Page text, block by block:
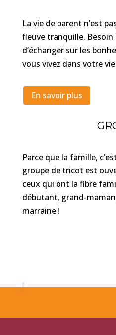
La vie de parent n’est
fleuve tranquille. Besoin
d’échanger sur les
vous vivez dans votre
En savoir plus
Parce que la famille,
groupe de tricot est
ceux qui ont la fibre
débutant, grand-
marraine !